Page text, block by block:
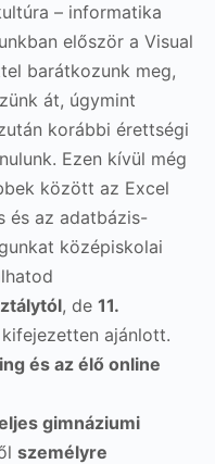
– informatika
először a Visual
barátkozunk meg,
át, úgymint
korábbi érettségi
Ezen kívül még
között az Excel
és az adatbázis-
középiskolai
, de 11.
ajánlott.
és az élő online
gimnáziumi
személyre